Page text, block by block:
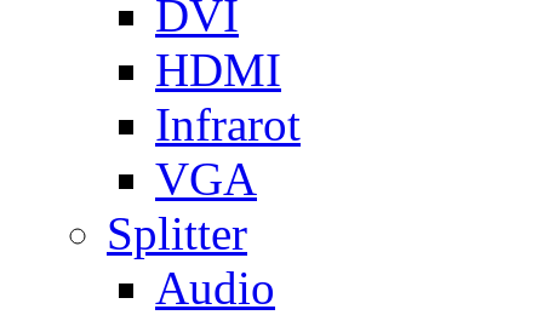
DVI
HDMI
Infrarot
VGA
Splitter
Audio